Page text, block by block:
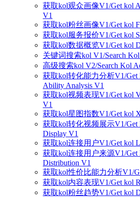
获取kol观众画像V1/Get kol
V1
获取kol粉丝画像V1/Get kol
获取kol服务报价V1/Get kol
获取kol数据概览V1/Get kol
关键词搜索kol V1/Search
高级搜索kol V2/Search Kol
获取kol转化能力分析V1/Get
Ability Analysis V1
获取kol视频表现V1/Get kol
V1
获取kol星图指数V1/Get kol
获取kol转化视频展示V1/Get
Display V1
获取kol连接用户V1/Get kol
获取kol连接用户来源V1/Get
Distribution V1
获取kol性价比能力分析V1/
获取kol内容表现V1/Get kol
获取kol粉丝趋势V1/Get kol